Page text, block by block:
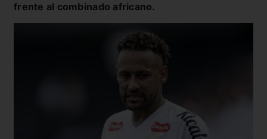
frente al combinado africano.